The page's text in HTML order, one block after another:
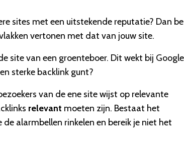
sites met een uitstekende reputatie? Dan
vertonen met dat van jouw site.
site van een groenteboer. Dit wekt bij Google
sterke backlink gunt?
van de ene site wijst op relevante
relevant moeten zijn. Bestaat het
alarmbellen rinkelen en bereik je niet het